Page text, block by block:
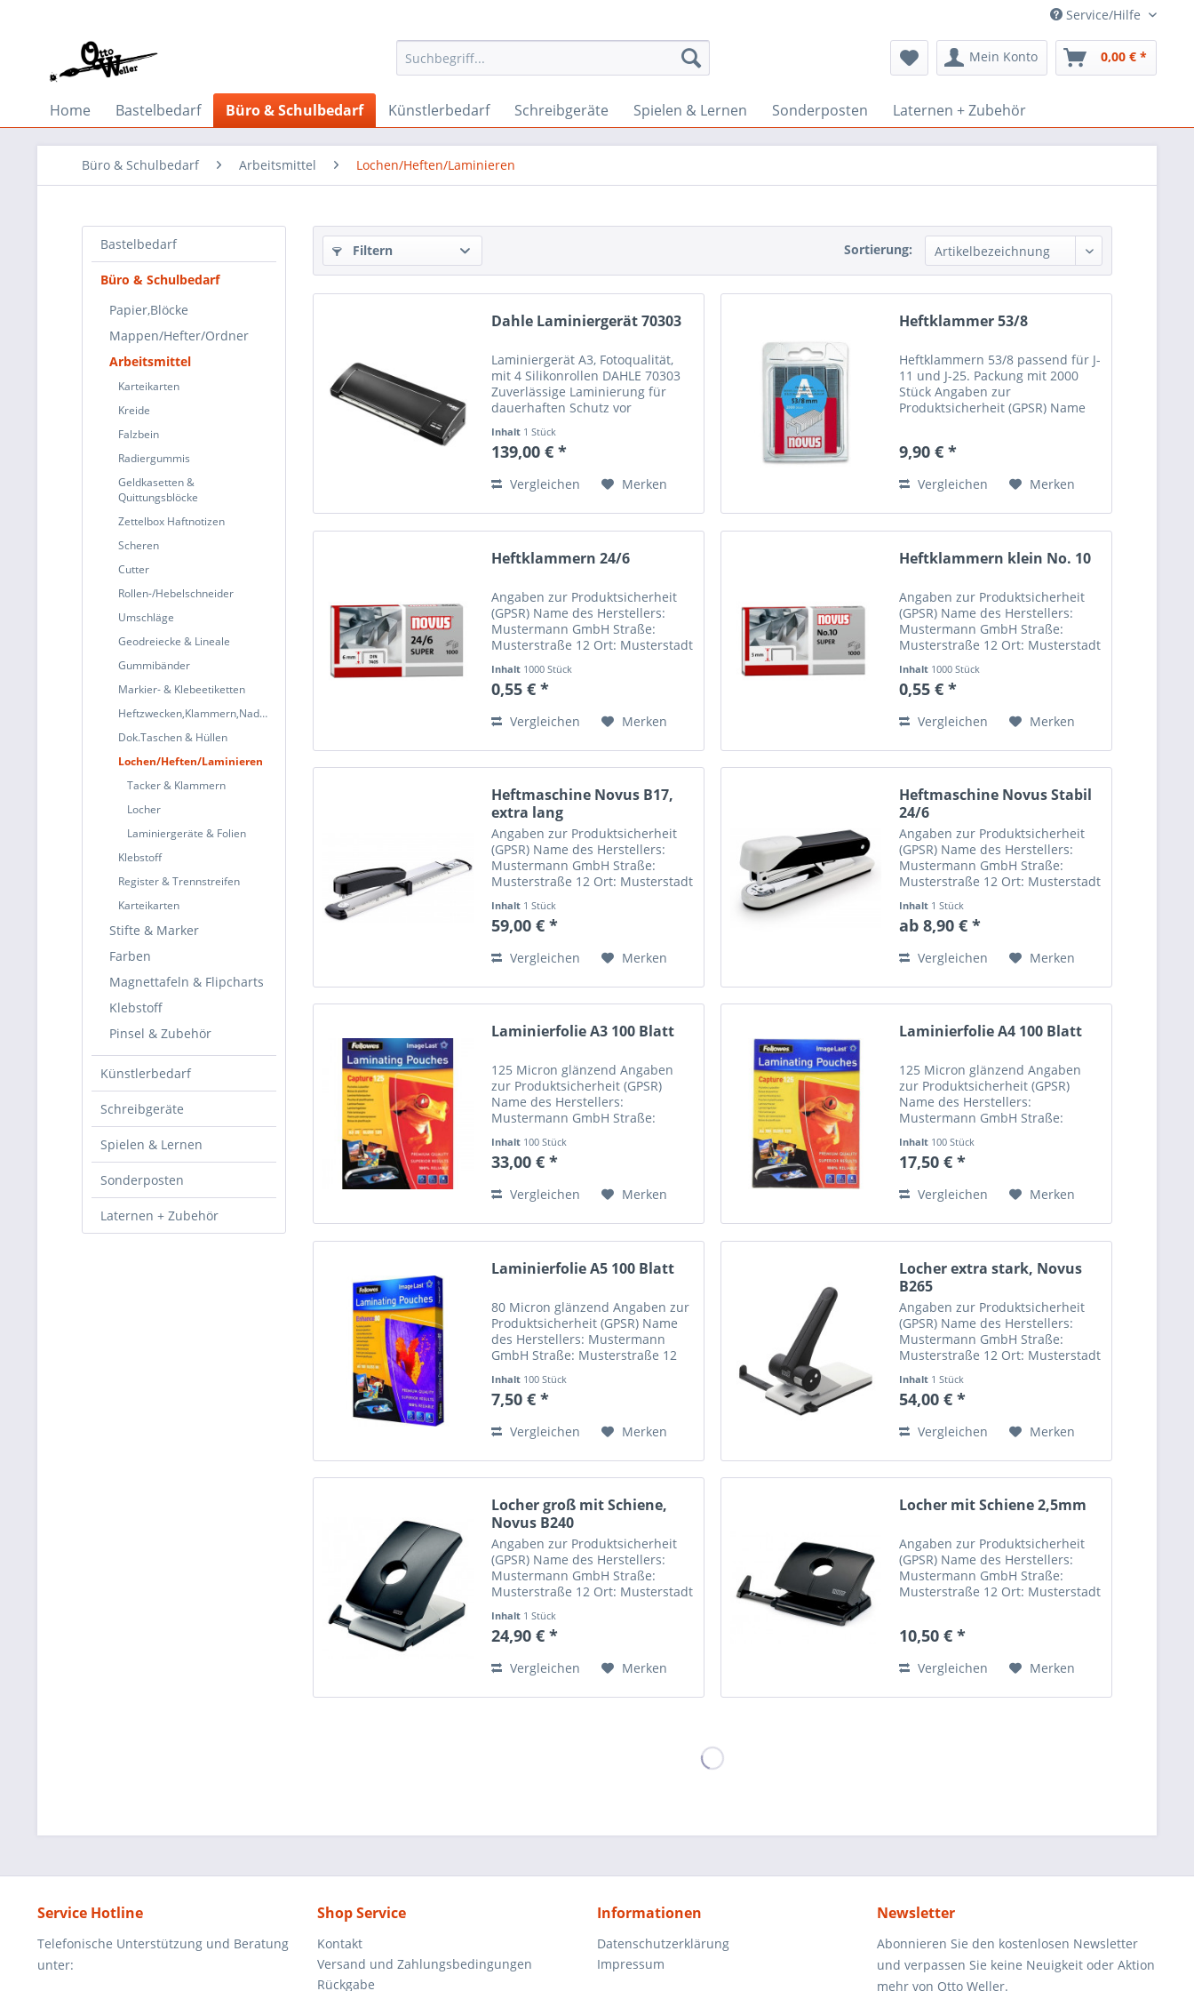
Service/Hilfe
Mein Konto 0,00 € *
Home Bastelbedarf Büro & Schulbedarf Künstlerbedarf Schreibgeräte Spielen & Lernen Sonderposten Laternen + Zubehör
Büro & Schulbedarf Arbeitsmittel Lochen/Heften/Laminieren
Bastelbedarf
Büro & Schulbedarf
Papier,Blöcke
Mappen/Hefter/Ordner
Arbeitsmittel
Karteikarten
Kreide
Falzbein
Radiergummis
Geldkasetten &
Quittungsblöcke
Zettelbox Haftnotizen
Scheren
Cutter
Rollen-/Hebelschneider
Umschläge
Geodreiecke & Lineale
Gummibänder
Markier- & Klebeetiketten
Heftzwecken,Klammern,Nadeln
Dok.Taschen & Hüllen
Lochen/Heften/Laminieren
Tacker & Klammern
Locher
Laminiergeräte & Folien
Klebstoff
Register & Trennstreifen
Karteikarten
Stifte & Marker
Farben
Magnettafeln & Flipcharts
Klebstoff
Pinsel & Zubehör
Künstlerbedarf
Schreibgeräte
Spielen & Lernen
Sonderposten
Laternen + Zubehör
Filtern Sortierung:
Dahle Laminiergerät 70303
Laminiergerät A3, Fotoqualität,
mit 4 Silikonrollen DAHLE 70303
Zuverlässige Laminierung für
dauerhaften Schutz vor
Vier Silikonrollen, zwei davon
beheizt Aufheizzeit ~40 Sekunden
Inhalt 1 Stück
139,00 € *
Vergleichen Merken
Heftklammer 53/8
Heftklammern 53/8 passend für J-
11 und J-25. Packung mit 2000
Stück Angaben zur
Produktsicherheit (GPSR) Name
Ort: Musterstadt Telefonnummer:
9,90 € *
Vergleichen Merken
Heftklammern 24/6
Angaben zur Produktsicherheit
(GPSR) Name des Herstellers:
Mustermann GmbH Straße:
Musterstraße 12 Ort: Musterstadt
Email-Adresse:
info@mustermann.de
Inhalt 1000 Stück
0,55 € *
Vergleichen Merken
Heftklammern klein No. 10
Angaben zur Produktsicherheit
(GPSR) Name des Herstellers:
Mustermann GmbH Straße:
Musterstraße 12 Ort: Musterstadt
Email-Adresse:
info@mustermann.de
Inhalt 1000 Stück
0,55 € *
Vergleichen Merken
Heftmaschine Novus B17,
extra lang
Angaben zur Produktsicherheit
(GPSR) Name des Herstellers:
Mustermann GmbH Straße:
Musterstraße 12 Ort: Musterstadt
Email-Adresse:
info@mustermann.de
Inhalt 1 Stück
59,00 € *
Vergleichen Merken
Heftmaschine Novus Stabil
24/6
Angaben zur Produktsicherheit
(GPSR) Name des Herstellers:
Mustermann GmbH Straße:
Musterstraße 12 Ort: Musterstadt
Email-Adresse:
info@mustermann.de
Inhalt 1 Stück
ab 8,90 € *
Vergleichen Merken
Laminierfolie A3 100 Blatt
125 Micron glänzend Angaben
zur Produktsicherheit (GPSR)
Name des Herstellers:
Mustermann GmbH Straße:
Telefonnummer: +49 123 456789
Email-Adresse:
Inhalt 100 Stück
33,00 € *
Vergleichen Merken
Laminierfolie A4 100 Blatt
125 Micron glänzend Angaben
zur Produktsicherheit (GPSR)
Name des Herstellers:
Mustermann GmbH Straße:
Telefonnummer: +49 123 456789
Email-Adresse:
Inhalt 100 Stück
17,50 € *
Vergleichen Merken
Laminierfolie A5 100 Blatt
80 Micron glänzend Angaben zur
Produktsicherheit (GPSR) Name
des Herstellers: Mustermann
GmbH Straße: Musterstraße 12
+49 123 456789 Email-Adresse:
info@mustermann.de
Inhalt 100 Stück
7,50 € *
Vergleichen Merken
Locher extra stark, Novus
B265
Angaben zur Produktsicherheit
(GPSR) Name des Herstellers:
Mustermann GmbH Straße:
Musterstraße 12 Ort: Musterstadt
Email-Adresse:
info@mustermann.de
Inhalt 1 Stück
54,00 € *
Vergleichen Merken
Locher groß mit Schiene,
Novus B240
Angaben zur Produktsicherheit
(GPSR) Name des Herstellers:
Mustermann GmbH Straße:
Musterstraße 12 Ort: Musterstadt
Email-Adresse:
info@mustermann.de
Inhalt 1 Stück
24,90 € *
Vergleichen Merken
Locher mit Schiene 2,5mm
Angaben zur Produktsicherheit
(GPSR) Name des Herstellers:
Mustermann GmbH Straße:
Musterstraße 12 Ort: Musterstadt
info@mustermann.de
10,50 € *
Vergleichen Merken
Service Hotline
Telefonische Unterstützung und Beratung
unter:
Shop Service
Kontakt
Versand und Zahlungsbedingungen
Rückgabe
Informationen
Datenschutzerklärung
Impressum
Newsletter
Abonnieren Sie den kostenlosen Newsletter
und verpassen Sie keine Neuigkeit oder Aktion
mehr von Otto Weller.